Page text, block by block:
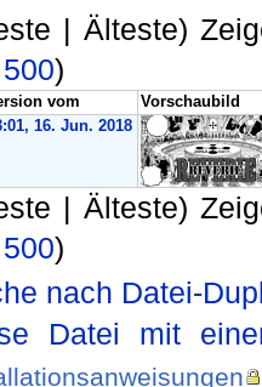
| Älteste)
500)
vom
Vorschaubild
16. Jun. 2018
| Älteste)
500)
nach Datei-
Datei mit